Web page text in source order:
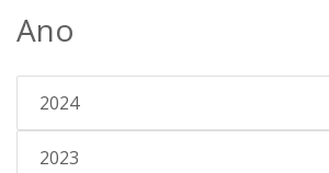
Ano
2024
2023